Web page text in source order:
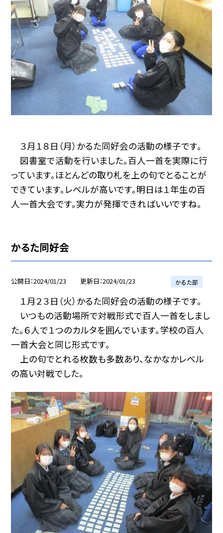
３月１８日（月）かるた同好会の活動の様子です。
図書室で活動を行いました。百人一首を実際に行
っています。ほとんどの取り札を上の句でとることが
できています。レベルが高いです。明日は１年生の百
人一首大会です。実力が発揮できればいいですね。
かるた同好会
公開日 2024/01/23 更新日 2024/01/23 かるた部
１月２３日（火）かるた同好会の活動の様子です。
いつもの活動場所で対戦形式で百人一首をしまし
た。６人で１つのカルタを囲んでいます。学校の百人
一首大会と同じ形式です。
上の句でとれる枚数も多数あり、なかなかレベル
の高い対戦でした。